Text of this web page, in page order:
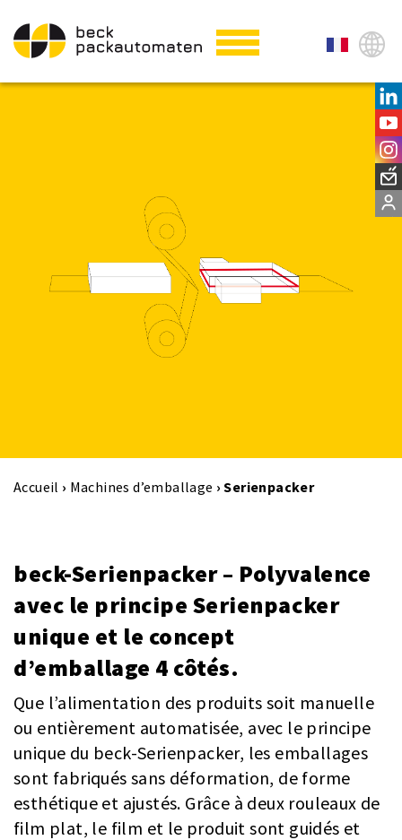
Accueil › Machines d’emballage › Serienpacker
beck-Serienpacker – Polyvalence
avec le principe Serienpacker
unique et le concept
d’emballage 4 côtés.
Que l’alimentation des produits soit manuelle
ou entièrement automatisée, avec le principe
unique du beck-Serienpacker, les emballages
sont fabriqués sans déformation, de forme
esthétique et ajustés. Grâce à deux rouleaux de
film plat, le film et le produit sont guidés et